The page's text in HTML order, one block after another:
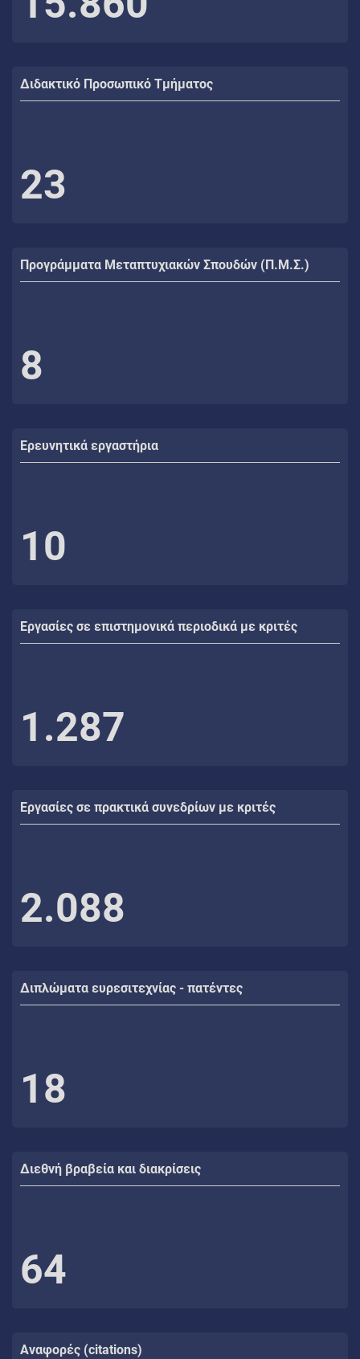
Διδακτικό Προσωπικό Τμήματος
23
Προγράμματα Μεταπτυχιακών Σπουδών (Π.Μ.Σ.)
8
Ερευνητικά εργαστήρια
10
Εργασίες σε επιστημονικά περιοδικά με κριτές
1.287
Εργασίες σε πρακτικά συνεδρίων με κριτές
2.088
Διπλώματα ευρεσιτεχνίας - πατέντες
18
Διεθνή βραβεία και διακρίσεις
64
Αναφορές (citations)